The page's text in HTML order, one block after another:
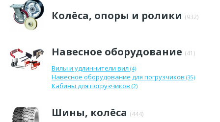
Колёса, опоры и ролики (932)
Навесное оборудование (41)
Вилы и удлиннители вил (4)
Навесное оборудование для погрузчиков (35)
Кабины для погрузчиков (2)
Шины, колёса (444)